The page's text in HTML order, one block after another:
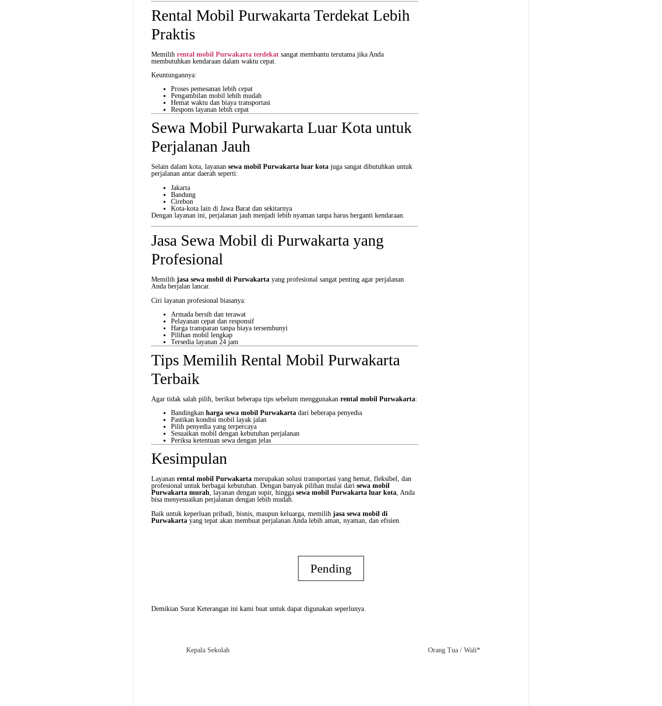
Rental Mobil Purwakarta Terdekat Lebih
Praktis
Memilih rental mobil Purwakarta terdekat sangat membantu terutama jika Anda
membutuhkan kendaraan dalam waktu cepat.
Keuntungannya:
Proses pemesanan lebih cepat
Pengambilan mobil lebih mudah
Hemat waktu dan biaya transportasi
Respons layanan lebih cepat
Sewa Mobil Purwakarta Luar Kota untuk
Perjalanan Jauh
Selain dalam kota, layanan sewa mobil Purwakarta luar kota juga sangat dibutuhkan untuk
perjalanan antar daerah seperti:
Jakarta
Bandung
Cirebon
Kota-kota lain di Jawa Barat dan sekitarnya
Dengan layanan ini, perjalanan jauh menjadi lebih nyaman tanpa harus berganti kendaraan.
Jasa Sewa Mobil di Purwakarta yang
Profesional
Memilih jasa sewa mobil di Purwakarta yang profesional sangat penting agar perjalanan
Anda berjalan lancar.
Ciri layanan profesional biasanya:
Armada bersih dan terawat
Pelayanan cepat dan responsif
Harga transparan tanpa biaya tersembunyi
Pilihan mobil lengkap
Tersedia layanan 24 jam
Tips Memilih Rental Mobil Purwakarta
Terbaik
Agar tidak salah pilih, berikut beberapa tips sebelum menggunakan rental mobil Purwakarta:
Bandingkan harga sewa mobil Purwakarta dari beberapa penyedia
Pastikan kondisi mobil layak jalan
Pilih penyedia yang terpercaya
Sesuaikan mobil dengan kebutuhan perjalanan
Periksa ketentuan sewa dengan jelas
Kesimpulan
Layanan rental mobil Purwakarta merupakan solusi transportasi yang hemat, fleksibel, dan
profesional untuk berbagai kebutuhan. Dengan banyak pilihan mulai dari sewa mobil
Purwakarta murah, layanan dengan sopir, hingga sewa mobil Purwakarta luar kota, Anda
bisa menyesuaikan perjalanan dengan lebih mudah.
Baik untuk keperluan pribadi, bisnis, maupun keluarga, memilih jasa sewa mobil di
Purwakarta yang tepat akan membuat perjalanan Anda lebih aman, nyaman, dan efisien.
Pending
Demikian Surat Keterangan ini kami buat untuk dapat digunakan seperlunya.
Kepala Sekolah Orang Tua / Wali*